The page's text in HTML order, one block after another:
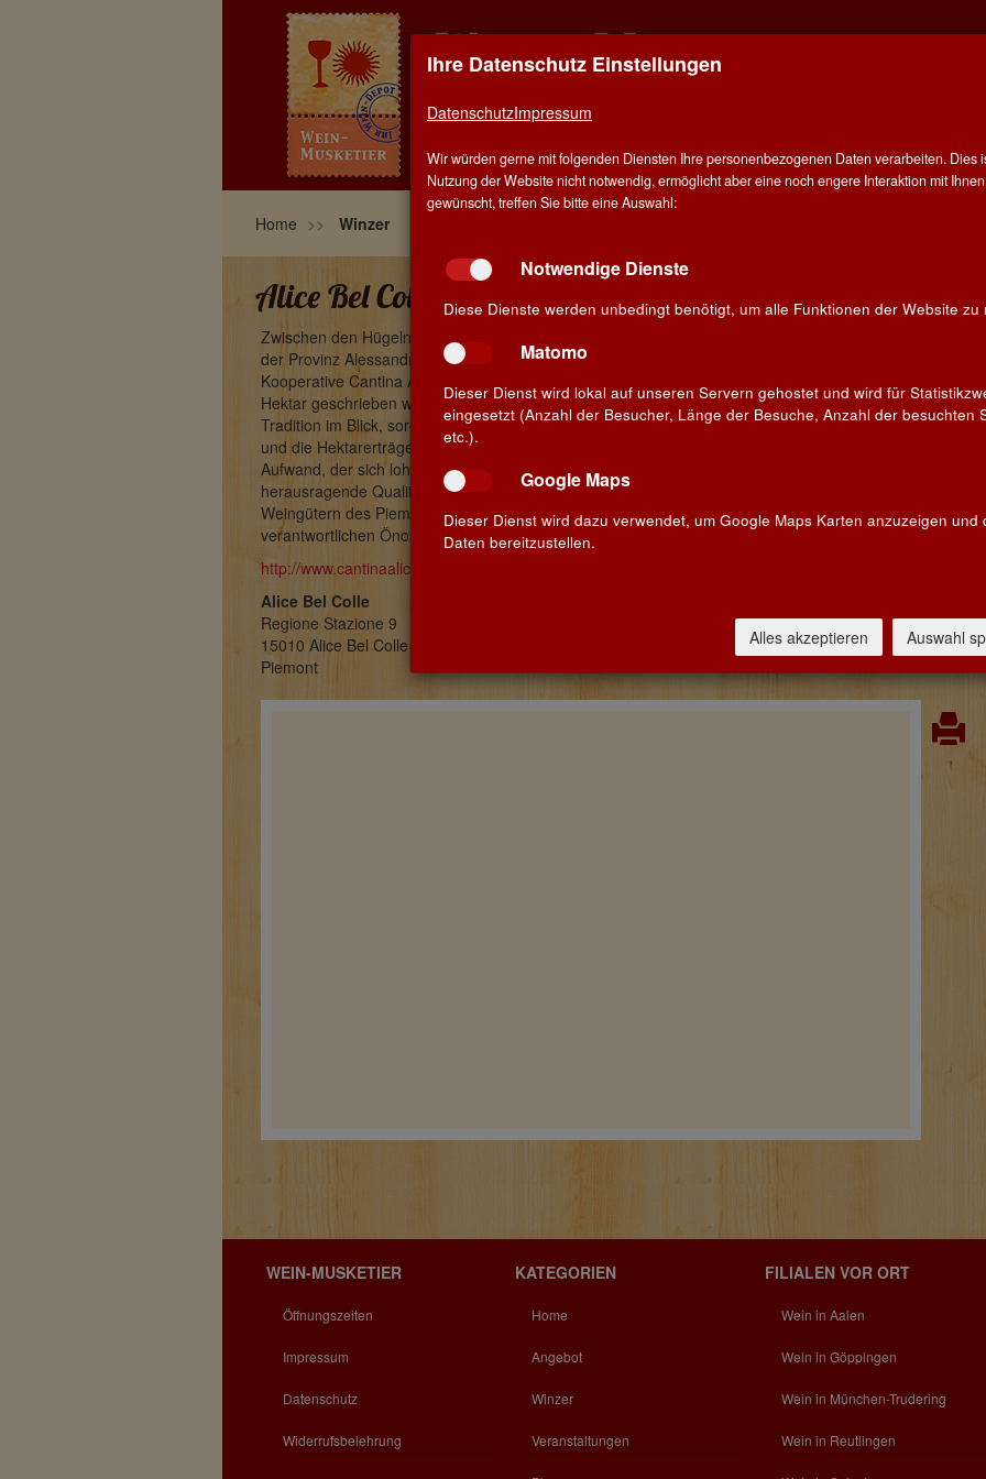
TRUDERING
HOME ANGEBOT WINZER VERANSTALTUNGEN
Home Winzer
Alice Bel Colle - Alice Bel Colle
Zwischen den Hügeln des Alto Monferrato, in einer außergewöhnlichen Weinbaulandschaft bei
der Provinz Alessandria, liegt das Städtchen Alice Bel Colle. Hier schreiben die 150 Mitglieder der
Kooperative Cantina Alice Bel Colle seit 1955 ihre Geschichte. Eine Geschichte, die auf 370
Hektar geschrieben wird, deren Autoren kontinuierlich nach Qualität suchen. Dabei haben sie die
Tradition im Blick, sorgfältig die besten Trauben ihres einzigartigen Weinbaugebiets auszusuchen
und die Hektarerträge zu reduzieren, um das feinste Aroma in ihren Wein zu bekommen. Ein
Aufwand, der sich lohnt. Der Name Alice Bel Colle ist bei Wein-Insidern in ganz Italien für
herausragende Qualitäten bekannt und wird in einem Atemzug mit führenden, deutlich teureren
Weingütern des Piemont genannt. Eine schöne Anerkennung für die engagierte Arbeit der
verantwortlichen Önologen Diana Reggio und Giuseppe Caviola mit ihrem gesamten Team.
http://www.cantinaalicebc.it/en/
Alice Bel Colle
Regione Stazione 9
15010 Alice Bel Colle (AL)
Piemont
WEIN-MUSKETIER
Öffnungszeiten
Impressum
Datenschutz
Widerrufsbelehrung
KATEGORIEN
Home
Angebot
Winzer
Veranstaltungen
FILIALEN VOR ORT
Wein in Aalen
Wein in Göppingen
Wein in München-Trudering
Wein in Reutlingen
Ihre Datenschutz Einstellungen
DatenschutzImpressum
Wir würden gerne mit folgenden Diensten Ihre personenbezogenen Daten verarbeiten. Dies
Nutzung der Website nicht notwendig, ermöglicht aber eine noch engere Interaktion mit
gewünscht, treffen Sie bitte eine Auswahl:
Notwendige Dienste
Diese Dienste werden unbedingt benötigt, um alle Funktionen der Website zu
Matomo
Dieser Dienst wird lokal auf unseren Servern gehostet und wird für
eingesetzt (Anzahl der Besucher, Länge der Besuche, Anzahl der besuchten
etc.).
Google Maps
Dieser Dienst wird dazu verwendet, um Google Maps Karten anzuzeigen und
Daten bereitzustellen.
Alles akzeptieren Auswahl